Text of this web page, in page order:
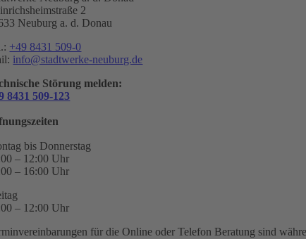
2
Neuburg a. d. Donau
+49 8431 509-0
info@stadtwerke-neuburg.de
Störung melden:
8431 509-123
bis Donnerstag
– 12:00 Uhr
– 16:00 Uhr
– 12:00 Uhr
für die Online oder Telefon Beratung sind